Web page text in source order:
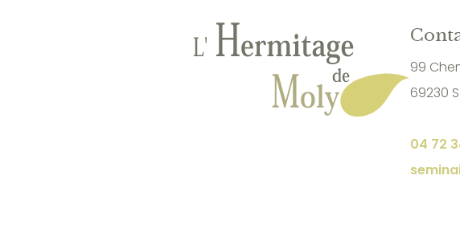
99
69230
04 72